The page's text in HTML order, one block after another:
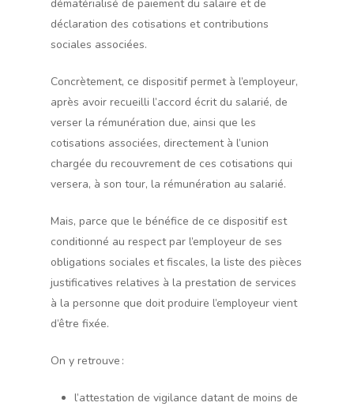
dématérialisé de paiement du salaire et de
déclaration des cotisations et contributions
sociales associées.
Concrètement, ce dispositif permet à l’employeur,
après avoir recueilli l’accord écrit du salarié, de
verser la rémunération due, ainsi que les
cotisations associées, directement à l’union
chargée du recouvrement de ces cotisations qui
versera, à son tour, la rémunération au salarié.
Mais, parce que le bénéfice de ce dispositif est
conditionné au respect par l’employeur de ses
obligations sociales et fiscales, la liste des pièces
justificatives relatives à la prestation de services
à la personne que doit produire l’employeur vient
d’être fixée.
On y retrouve :
l’attestation de vigilance datant de moins de